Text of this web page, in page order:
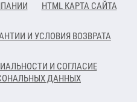
HTML КАРТА САЙТА
И УСЛОВИЯ ВОЗВРАТА
И СОГЛАСИЕ
ДАННЫХ